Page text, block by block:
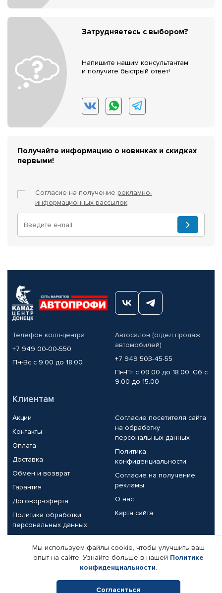
Затрудняетесь с выбором?
Напишите нашим консультантам
и получите быстрый ответ!
Получайте информацию о новинках и скидках
первыми!
Согласие на получение рекламно-
информационных рассылок
Телефон колл-центра
+7 949 00-00-550
Пн-Вс с 9.00 до 18.00
Автосалон (отдел продаж
автомобилей)
+7 949 503-45-55
Пн-Пт с 09.00 до 18.00, Сб с
9.00 до 15.00
Клиентам
Акции
Контакты
Оплата
Доставка
Обмен и возврат
Гарантия
Договор-оферта
Политика обработки
персональных данных
Согласие посетителя сайта
на обработку
персональных данных
Политика
конфиденциальности
Согласие на получение
рекламы
О нас
Карта сайта
Партнерам
Корпоративным клиентам
Поставщикам
Реквизиты компании
Мы используем файлы cookie, чтобы улучшить ваш
опыт на сайте. Узнайте больше в нашей Политике
конфиденциальности.
Согласиться